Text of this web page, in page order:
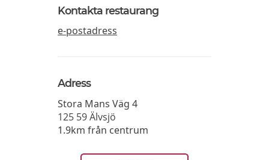
Kontakta restaurang
e-postadress
Adress
Stora Mans Väg 4
125 59Älvsjö
1.9km från centrum